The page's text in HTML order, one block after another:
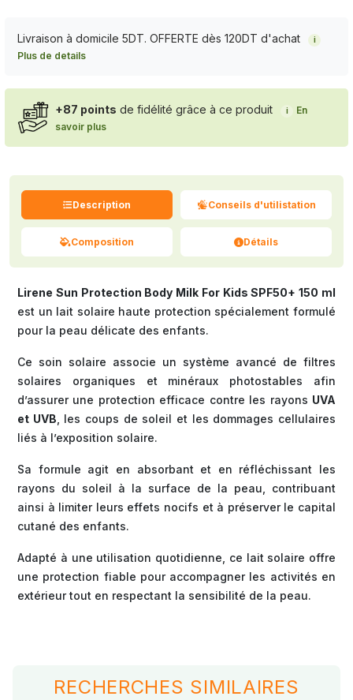
Livraison à domicile 5DT. OFFERTE dès 120DT d'achat i
Plus de details
+87 points de fidélité grâce à ce produit i
En
savoir plus
Description Conseils d'utilistation
Composition Détails
Lirene Sun Protection Body Milk For Kids SPF50+ 150 ml
est un lait solaire haute protection spécialement formulé
pour la peau délicate des enfants.
Ce soin solaire associe un système avancé de filtres
solaires organiques et minéraux photostables afin
d’assurer une protection efficace contre les rayons UVA
et UVB , les coups de soleil et les dommages cellulaires
liés à l’exposition solaire.
Sa formule agit en absorbant et en réfléchissant les
rayons du soleil à la surface de la peau, contribuant
ainsi à limiter leurs effets nocifs et à préserver le capital
cutané des enfants.
Adapté à une utilisation quotidienne, ce lait solaire offre
une protection fiable pour accompagner les activités en
extérieur tout en respectant la sensibilité de la peau.
RECHERCHES SIMILAIRES